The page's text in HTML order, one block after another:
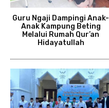
Guru Ngaji Dampingi Anak-
Anak Kampung Beting
Melalui Rumah Qur’an
Hidayatullah